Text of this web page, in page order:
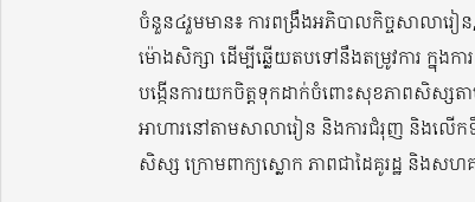
ចំនួន៤រួមមាន៖ ការពង្រឹងអភិបាលកិច្ចសាលារៀ
ម៉ោងសិក្សា ដើម្បីឆ្លើយតបទៅនឹងតម្រូវការ ក្
បង្កើនការយកចិត្តទុកដាក់ចំពោះសុខភាពសិស្សតា
អាហារនៅតាមសាលារៀន និងការជំរុញ និងលើក
សិស្ស ក្រោមពាក្យស្លោក ភាពជាដៃគូរដ្ឋ និងសហ